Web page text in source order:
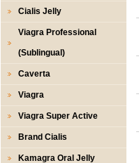
Cialis Jelly
Viagra Professional
(Sublingual)
Caverta
Viagra
Viagra Super Active
Brand Cialis
Kamagra Oral Jelly